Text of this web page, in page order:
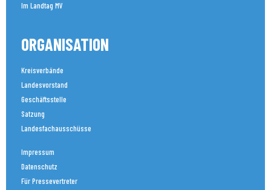
Im Landtag MV
ORGANISATION
Kreisverbände
Landesvorstand
Geschäftsstelle
Satzung
Landesfachausschüsse
Impressum
Datenschutz
Für Pressevertreter